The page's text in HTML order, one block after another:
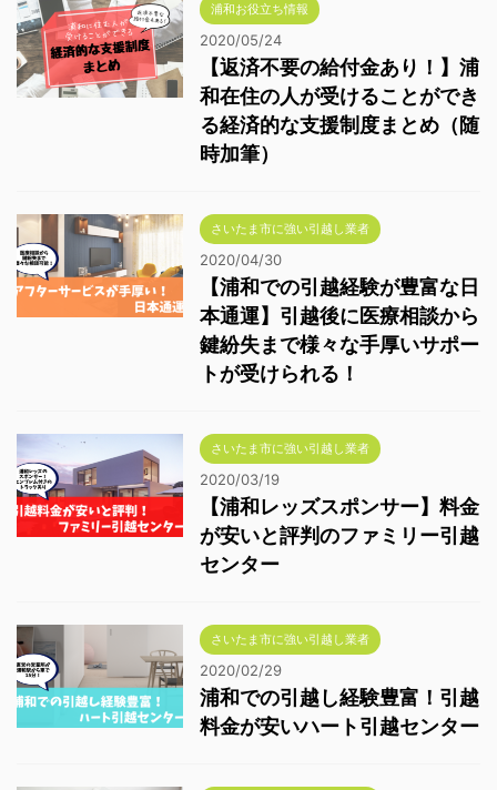
浦和お役立ち情報
2020/05/24
【返済不要の給付金あり！】浦
和在住の人が受けることができ
る経済的な支援制度まとめ（随
時加筆）
さいたま市に強い引越し業者
2020/04/30
【浦和での引越経験が豊富な日
本通運】引越後に医療相談から
鍵紛失まで様々な手厚いサポー
トが受けられる！
さいたま市に強い引越し業者
2020/03/19
【浦和レッズスポンサー】料金
が安いと評判のファミリー引越
センター
さいたま市に強い引越し業者
2020/02/29
浦和での引越し経験豊富！引越
料金が安いハート引越センター